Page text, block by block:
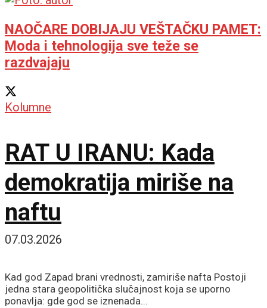
NAOČARE DOBIJAJU VEŠTAČKU PAMET:
Moda i tehnologija sve teže se
razdvajaju
Kolumne
RAT U IRANU: Kada
demokratija miriše na
naftu
07.03.2026
Kad god Zapad brani vrednosti, zamiriše nafta Postoji
jedna stara geopolitička slučajnost koja se uporno
ponavlja: gde god se iznenada...